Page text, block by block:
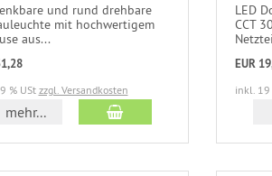
und rund drehbare
mit hochwertigem
aus...
% UStzzgl. Versandkosten
mehr...
LED
CCT
EUR
inkl. 19